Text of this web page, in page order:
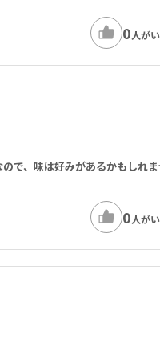
0人が
で、味は好みがあるかもしれ
0人が